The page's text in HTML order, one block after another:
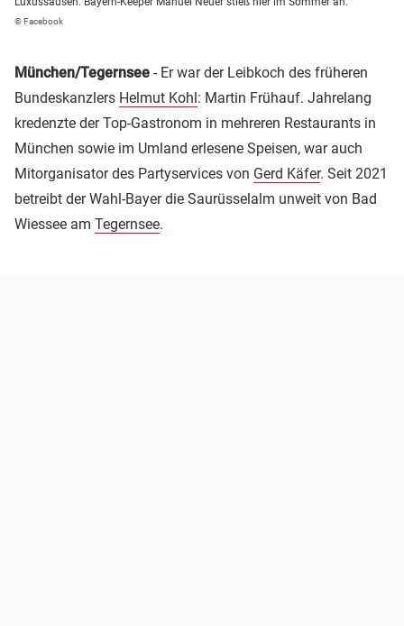
© Facebook
München/Tegernsee - Er war der Leibkoch des früheren
Bundeskanzlers Helmut Kohl: Martin Frühauf. Jahrelang
kredenzte der Top-Gastronom in mehreren Restaurants in
München sowie im Umland erlesene Speisen, war auch
Mitorganisator des Partyservices von Gerd Käfer. Seit 2021
betreibt der Wahl-Bayer die Saurüsselalm unweit von Bad
Wiessee am Tegernsee.